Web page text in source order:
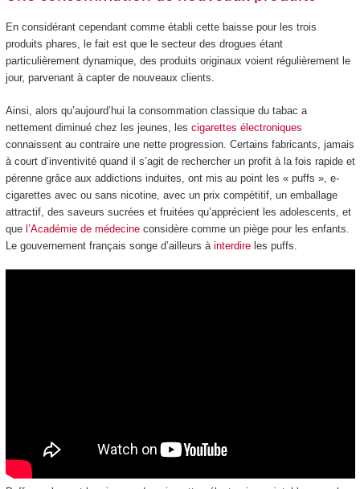
En considérant cependant comme établi cette baisse pour les trois
produits phares, le fait est que le secteur des drogues étant
particulièrement dynamique, des produits originaux voient régulièrement le
jour, parvenant à capter de nouveaux clients.
Ainsi, alors qu’aujourd’hui la consommation classique du tabac a
nettement diminué chez les jeunes, les cigarettes électroniques
connaissent au contraire une nette progression. Certains fabricants, jamais
à court d’inventivité quand il s’agit de rechercher un profit à la fois rapide et
pérenne grâce aux addictions induites, ont mis au point les « puffs », e-
cigarettes avec ou sans nicotine, avec un prix compétitif, un emballage
attractif, des saveurs sucrées et fruitées qu’apprécient les adolescents, et
que l’Académie de médecineconsidère comme un piège pour les enfants.
Le gouvernement français songe d’ailleurs à interdireles puffs.